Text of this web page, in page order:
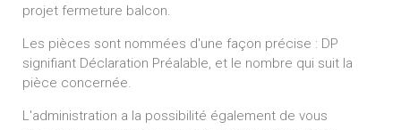
projet fermeture balcon.
Les pièces sont nommées d'une façon précise : DP
signifiant Déclaration Préalable, et le nombre qui suit la
pièce concernée.
L'administration a la possibilité également de vous